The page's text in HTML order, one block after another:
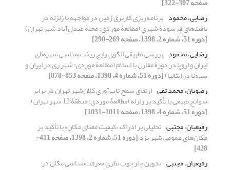
رضایی، محمود برنامه‌ریزی کاربری زمین در مواجهه با زلزله در
بافت‌های فرسودۀ شهری (مطالعۀ موردی: محلۀ عبدل‌آباد شهر تهران)
[دوره 51، شماره 2، 1398، صفحه 269-290]
رضایی، محمود بررسی تطبیقی الگوی رایج ریخت‏‌شناسی شهرهای
ایران و اروپا در دورۀ مقارن با اسلام (مطالعۀ موردی: شهر ری در ایران و
سیه‌نا در ایتالیا)[دوره 51، شماره 4، 1398، صفحه 853-870]
رضویان، محمد تقی ارتقای سطح تاب‌آوری کلان‌شهر تهران در برابر
سوانح طبیعی با تأکید بر زلزله (مطالعۀ موردی: منطقۀ 12 شهر تهران)
[دوره 51، شماره 4، 1398، صفحه 1011-1031]
رفیعیان، مجتبی تحلیلی بر ادراک «کیفیت معنای مکان» با تأکید بر
مکان‌های عمومی شهر یزد [دوره 51، شماره 2، 1398، صفحه 411-
428]
رفیعیان، مجتبی تدوین چارچوب نظری معرفت‌شناسی مکان در